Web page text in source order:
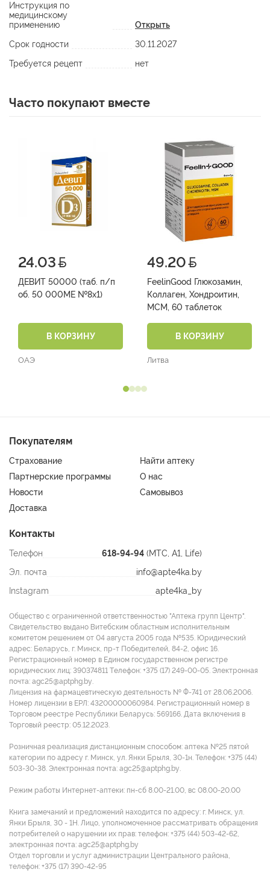
Инструкция по
медицинскому
применению
Открыть
Срок годности
30.11.2027
Требуется рецепт
нет
Часто покупают вместе
24.03
ДЕВИТ 50000 (таб. п/п
об. 50 000МЕ №8х1)
В КОРЗИНУ
ОАЭ
49.20
FeelinGood Глюкозамин,
Коллаген, Хондроитин,
МСМ, 60 таблеток
В КОРЗИНУ
Литва
Покупателям
Страхование
Найти аптеку
Партнерские программы
О нас
Новости
Самовывоз
Доставка
Контакты
Телефон 618-94-94 (МТС, A1, Life)
Эл. почта
info@apte4ka.by
Instagram
apte4ka_by
Общество с ограниченной ответственностью "Аптека групп Центр".
Свидетельство выдано Витебским областным исполнительным
комитетом решением от 04 августа 2005 года №535. Юридический
адрес: Беларусь, г. Минск, пр-т Победителей, 84-2, офис 16.
Регистрационный номер в Едином государственном регистре
юридических лиц: 390374811 Tелефон: +375 (17) 249-00-05. Электронная
почта: agc25@aptphg.by.
Лицензия на фармацевтическую деятельность № Ф-741 от 28.06.2006.
Номер лицензии в ЕРЛ: 43200000060984. Регистрационный номер в
Торговом реестре Республики Беларусь: 569166. Дата включения в
Торговый реестр: 05.12.2023.
Розничная реализация дистанционным способом: аптека №25 пятой
категории по адресу г. Минск, ул. Янки Брыля, 30-1н. Телефон: +375 (44)
503-30-38. Электронная почта: agc25@aptphg.by.
Режим работы Интернет-аптеки: пн-сб 8.00-21.00, вс 08.00-20.00
Книга замечаний и предложений находится по адресу: г. Минск, ул.
Янки Брыля, 30 - 1Н. Лицо, уполномоченное рассматривать обращения
потребителей о нарушении их прав: телефон: +375 (44) 503-42-62,
электронная почта: agc25@aptphg.by
Отдел торговли и услуг администрации Центрального района,
телефон: +375 (17) 390-42-95